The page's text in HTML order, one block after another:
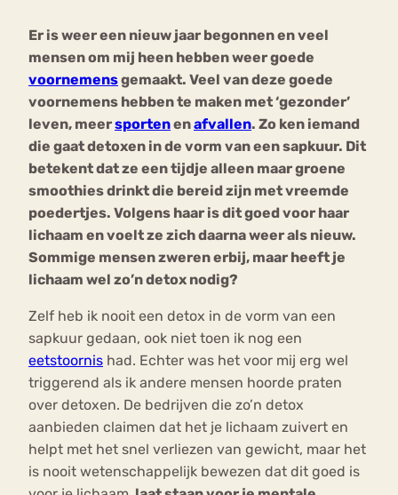
Er is weer een nieuw jaar begonnen en veel
mensen om mij heen hebben weer goede
voornemensgemaakt. Veel van deze goede
voornemens hebben te maken met ‘gezonder’
leven, meersportenenafvallen. Zo ken iemand
die gaat detoxen in de vorm van een sapkuur. Dit
betekent dat ze een tijdje alleen maar groene
smoothies drinkt die bereid zijn met vreemde
poedertjes. Volgens haar is dit goed voor haar
lichaam en voelt ze zich daarna weer als nieuw.
Sommige mensen zweren erbij, maar heeft je
lichaam wel zo’n detox nodig?
Zelf heb ik nooit een detox in de vorm van een
sapkuur gedaan, ook niet toen ik nog een
eetstoornis had. Echter was het voor mij erg wel
triggerend als ik andere mensen hoorde praten
over detoxen. De bedrijven die zo’n detox
aanbieden claimen dat het je lichaam zuivert en
helpt met het snel verliezen van gewicht, maar het
is nooit wetenschappelijk bewezen dat dit goed is
Chat
Forum
Bouli
mia
Nerv
osa
Eetstoornis Anorexia Nervosa
Eetbuien Piekeren Sport
Trauma
Orthorexia
Afvallen Angst